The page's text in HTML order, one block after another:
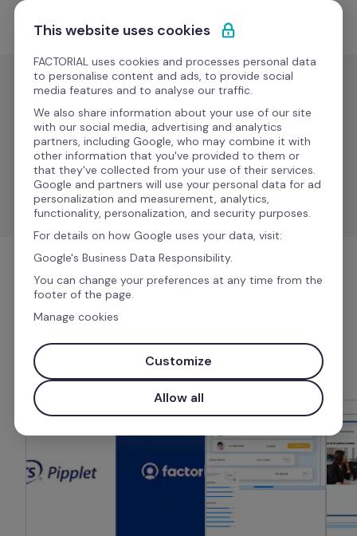
Ir al contenido
Empieza gratis
Reclutamiento y
ATS
Pipplet
Automatiza las evaluaciones de idiomas y selecciona
mejor a tus candidatos.
Reclutamiento y ATS
Más información
This website uses cookies
FACTORIAL uses cookies and processes personal data
to personalise content and ads, to provide social
media features and to analyse our traffic.
We also share information about your use of our site
with our social media, advertising and analytics
partners, including Google, who may combine it with
other information that you've provided to them or
that they've collected from your use of their services.
Google and partners will use your personal data for ad
personalization and measurement, analytics,
functionality, personalization, and security purposes.
For details on how Google uses your data, visit:
Google's Business Data Responsibility.
You can change your preferences at any time from the
footer of the page.
Manage cookies
Customize
Allow all